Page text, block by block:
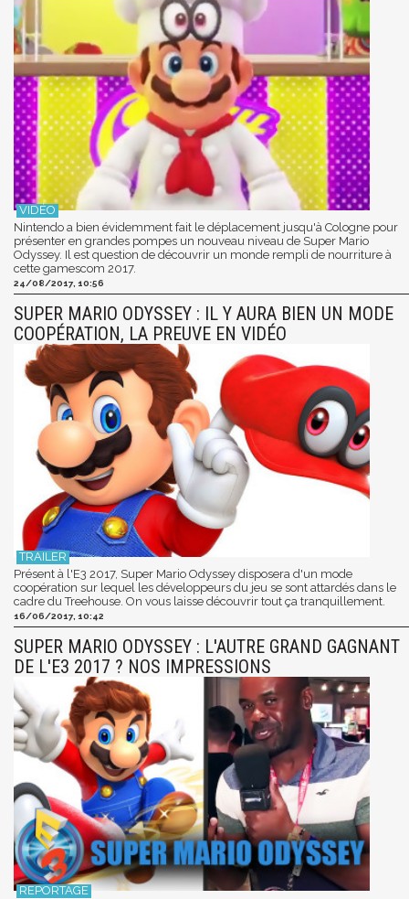
Nintendo a bien évidemment fait le déplacement jusqu'à Cologne pour
présenter en grandes pompes un nouveau niveau de Super Mario
Odyssey. Il est question de découvrir un monde rempli de nourriture à
cette gamescom 2017.
24/08/2017, 10:56
SUPER MARIO ODYSSEY : IL Y AURA BIEN UN MODE
COOPÉRATION, LA PREUVE EN VIDÉO
Présent à l'E3 2017, Super Mario Odyssey disposera d'un mode
coopération sur lequel les développeurs du jeu se sont attardés dans le
cadre du Treehouse. On vous laisse découvrir tout ça tranquillement.
16/06/2017, 10:42
SUPER MARIO ODYSSEY : L'AUTRE GRAND GAGNANT
DE L'E3 2017 ? NOS IMPRESSIONS